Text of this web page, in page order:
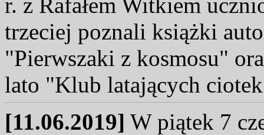
trzeciej poznali książki
"Pierwszaki z kosmosu"
lato "Klub latających
[11.06.2019] W piątek 7